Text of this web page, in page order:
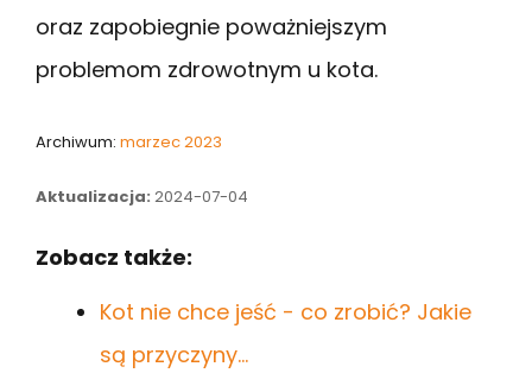
oraz zapobiegnie poważniejszym
problemom zdrowotnym u kota.
Archiwum: marzec 2023
Aktualizacja: 2024-07-04
Zobacz także:
Kot nie chce jeść - co zrobić? Jakie
są przyczyny…